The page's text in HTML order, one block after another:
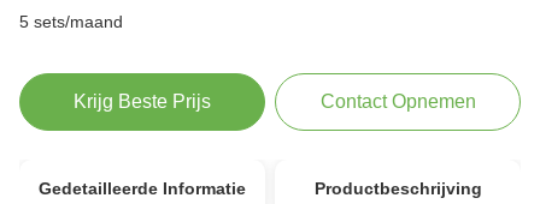
5 sets/maand
Krijg Beste Prijs Contact Opnemen
Gedetailleerde Informatie Productbeschrijving